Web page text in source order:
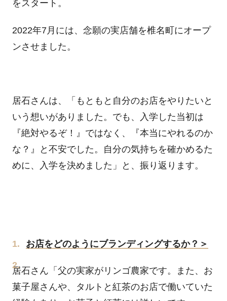
をスタート。
2022年7月には、念願の実店舗を椎名町にオープ
ンさせました。
居石さんは、「もともと自分のお店をやりたいと
いう想いがありました。でも、入学した当初は
『絶対やるぞ！』ではなく、『本当にやれるのか
な？』と不安でした。自分の気持ちを確かめるた
めに、入学を決めました」と、振り返ります。
お店をどのようにブランディングするか？＞
居石さん「父の実家がリンゴ農家です。また、お
菓子屋さんや、タルトと紅茶のお店で働いていた